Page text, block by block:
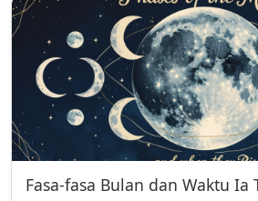
Fasa-fasa Bulan dan Waktu Ia